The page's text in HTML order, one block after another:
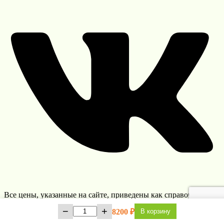
− + 8200 ₽ В корзину
Все цены, указанные на сайте, приведены как справочная
информация и не являются публичной офертой, определяемой
положениями статьи 437 Гражданского кодекса Российской
Федерации и могут быть изменены в любое время без